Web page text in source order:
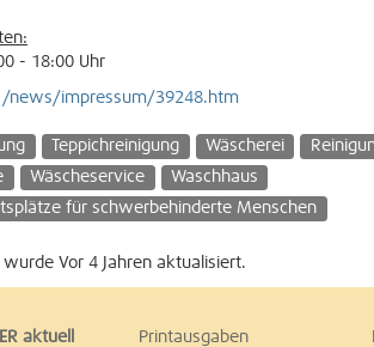
- 18:00 Uhr
/news/impressum/39248.htm
Teppichreinigung Wäscherei
Wäscheservice
Waschhaus
für schwerbehinderte Menschen
Vor 4 Jahren aktualisiert.
aktuell Printausgaben